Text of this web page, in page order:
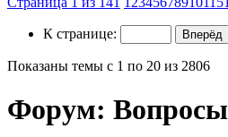
К странице:
Показаны темы с 1 по 20 из 2806
Форум: